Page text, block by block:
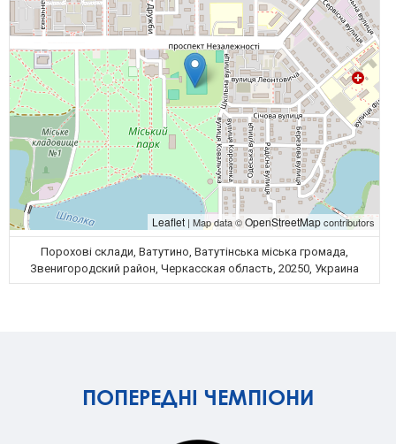
Leaflet | Map data ©OpenStreetMapcontributors
Порохові склади, Ватутино, Ватутінська міська громада,
Звенигородский район, Черкасская область, 20250, Украина
ПОПЕРЕДНІ ЧЕМПІОНИ